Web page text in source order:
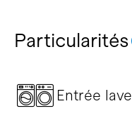
Particularités
Entrée